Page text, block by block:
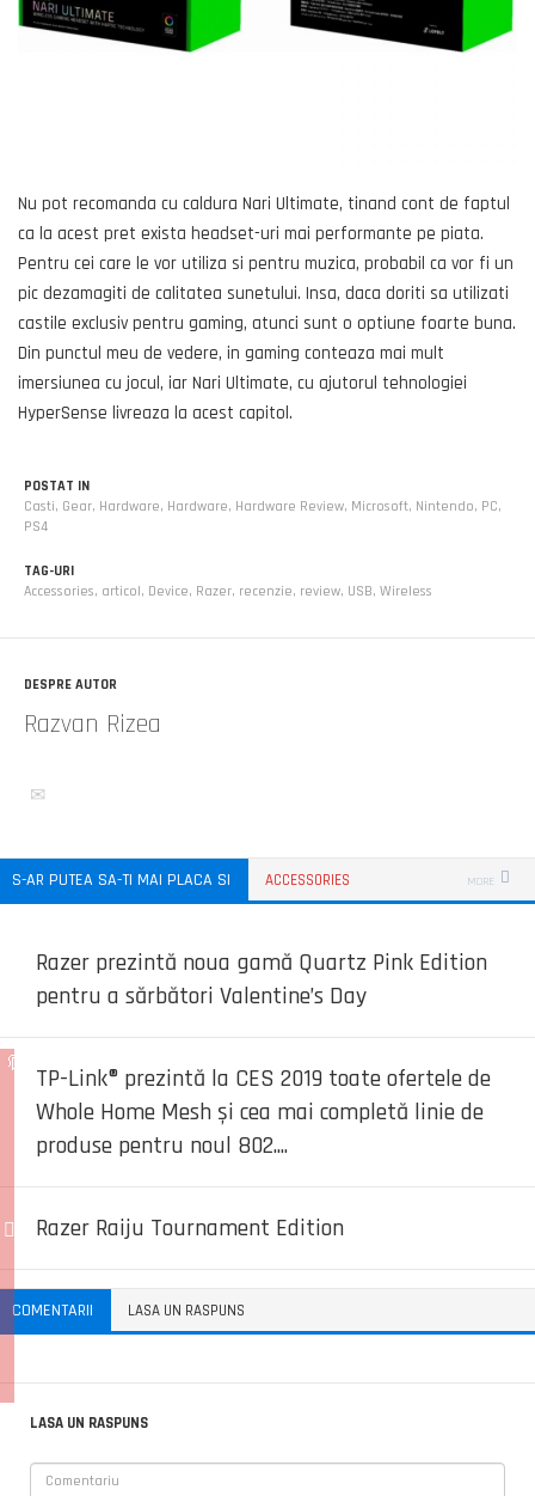
Nu pot recomanda cu caldura Nari Ultimate, tinand cont de faptul
ca la acest pret exista headset-uri mai performante pe piata.
Pentru cei care le vor utiliza si pentru muzica, probabil ca vor fi un
pic dezamagiti de calitatea sunetului. Insa, daca doriti sa utilizati
castile exclusiv pentru gaming, atunci sunt o optiune foarte buna.
Din punctul meu de vedere, in gaming conteaza mai mult
imersiunea cu jocul, iar Nari Ultimate, cu ajutorul tehnologiei
HyperSense livreaza la acest capitol.
POSTAT IN
Casti, Gear, Hardware, Hardware, Hardware Review, Microsoft, Nintendo, PC,
PS4
TAG-URI
Accessories, articol, Device, Razer, recenzie, review, USB, Wireless
DESPRE AUTOR
Razvan Rizea
S-AR PUTEA SA-TI MAI PLACA SI ACCESSORIES MORE
Razer prezintă noua gamă Quartz Pink Edition
pentru a sărbători Valentine’s Day
TP-Link® prezintă la CES 2019 toate ofertele de
Whole Home Mesh și cea mai completă linie de
produse pentru noul 802....
Razer Raiju Tournament Edition
COMENTARII LASA UN RASPUNS
LASA UN RASPUNS